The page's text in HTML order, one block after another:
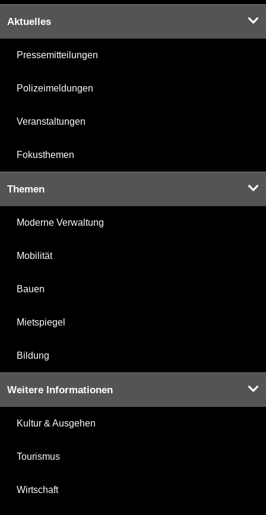
Aktuelles
Pressemitteilungen
Polizeimeldungen
Veranstaltungen
Fokusthemen
Themen
Moderne Verwaltung
Mobilität
Bauen
Mietspiegel
Bildung
Weitere Informationen
Kultur & Ausgehen
Tourismus
Wirtschaft